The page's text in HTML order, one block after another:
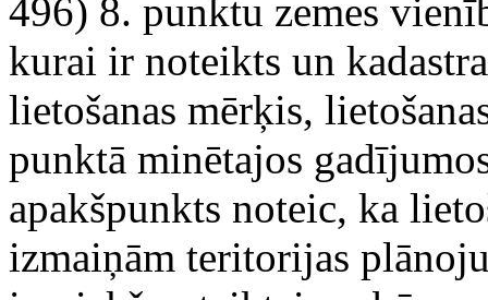
496) 8. punktu zemes
kurai ir noteikts un
lietošanas mērķis,
punktā minētajos
apakšpunkts noteic, ka
izmaiņām teritorijas